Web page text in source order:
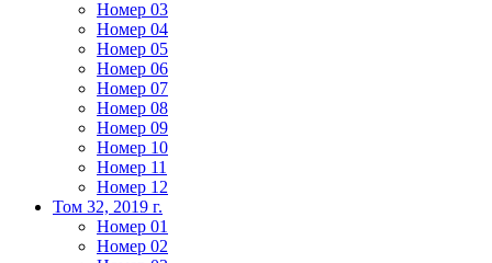
Номер 03
Номер 04
Номер 05
Номер 06
Номер 07
Номер 08
Номер 09
Номер 10
Номер 11
Номер 12
Том 32, 2019 г.
Номер 01
Номер 02